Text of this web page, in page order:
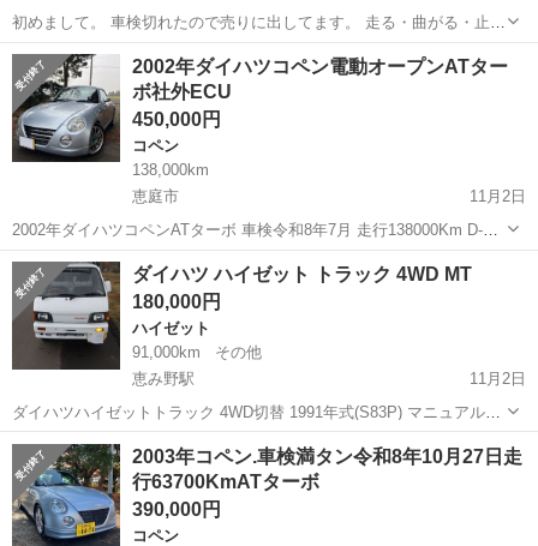
初めまして。 車検切れたので売りに出してます。 走る・曲がる・止ま
る、全く問題なし。 不具合なし。 切替4WD オートマ 冬タイヤ7〜8目
夏タイヤなし 現車確認は恵庭になります。 現金一括になります。 3N
でお願いしま...
北海道 恵庭市 恵庭駅 冬タイヤ
2002年ダイハツコペン電動オープンATター
ボ社外ECU
450,000円
コペン
138,000km
恵庭市
11月2日
2002年ダイハツコペンATターボ 車検令和8年7月 走行138000Km D-
SPORTエンジンECU D-SPORTタワーバー 社外16インチアルミ
MOMOステアリング シートヒーター両側 電動オープンルーフ ETC ...
北海道 恵庭市 コペン ECU
ダイハツ ハイゼット トラック 4WD MT
180,000円
ハイゼット
91,000km
その他
恵み野駅
11月2日
ダイハツハイゼットトラック 4WD切替 1991年式(S83P) マニュアル4
速 キーレスドア、モモのウッドステアリング、ワンセグ付きナビ、タ
コメータ、ルーフキャリア、荷台パイプ骨組み シート加工 タイベル交
換表示有り...
北海道 恵庭市 恵み野駅 ハイゼット トラック
2003年コペン.車検満タン令和8年10月27日走
行63700KmATターボ
390,000円
コペン